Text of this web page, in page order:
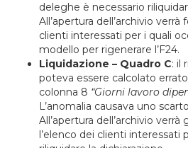
deleghe è necessario
All’apertura dell’archivio
clienti interessati per i quali
modello per rigenerare l’F24.
Liquidazione – Quadro C: il
poteva essere calcolato
colonna 8 “Giorni lavoro
L’anomalia causava uno
All’apertura dell’archivio
l’elenco dei clienti interessati